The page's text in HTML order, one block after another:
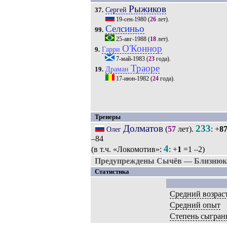
37. Сергей Рыжиков
19-сен-1980(26лет).
99. Селсиньо
25-авг-1988(18лет).
9. Гарри О'Коннор
7-май-1983(23года).
19. Драман Траоре
17-июн-1982(24года).
Тренеры
Олег Долматов(57лет). 233: +87
–84
(в т.ч. «Локомотив»: 4: +1 =1 –2)
Предупреждены Сычёв —
Статистика
Средний
Средний опыт
Степень